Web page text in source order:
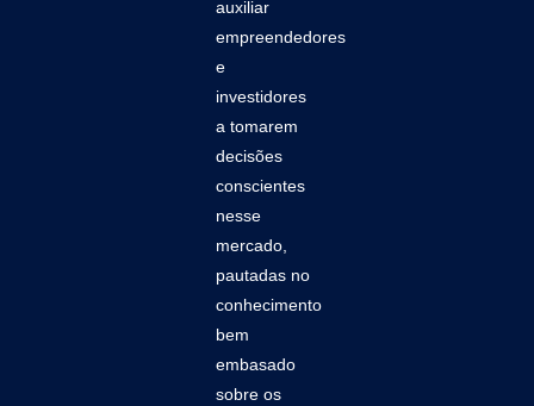
auxiliar
empreendedores
e
investidores
a tomarem
decisões
conscientes
nesse
mercado,
pautadas no
conhecimento
bem
embasado
sobre os